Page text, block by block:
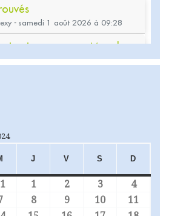
MERCREDI
J JEUDIV VENDREDI
S SAMEDI
D
2024
31 juillet 2024
1 1 août 2024
2 2 août 2024
3 3 août 2024
44 août
7 août 2024
8 8 août 2024
9 9 août 2024
10 10 août 2024
11